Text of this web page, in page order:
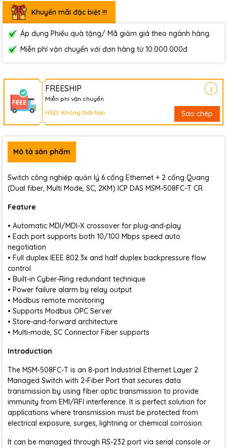
Khuyến mãi đặc biệt !!!
Áp dụng Phiếu quà tặng/ Mã giảm giá theo ngành hàng.
Miễn phí vận chuyển với đơn hàng từ 10.000.000đ
FREESHIP
Miễn phí vận chuyển
HSD: Không thời hạn
Sao chép
Mô tả sản phẩm
Switch công nghiệp quản lý 6 cổng Ethernet + 2 cổng Quang
(Dual fiber, Multi Mode, SC, 2KM) ICP DAS MSM-508FC-T CR
Feature
• Automatic MDI/MDI-X crossover for plug-and-play
• Each port supports both 10/100 Mbps speed auto
negotiation
• Full duplex IEEE 802.3x and half duplex backpressure flow
control
• Built-in Cyber-Ring redundant technique
• Power failure alarm by relay output
• Modbus remote monitoring
• Supports Modbus OPC Server
• Store-and-forward architecture
• Multi-mode, SC Connector Fiber supports
Introduction
The MSM-508FC-T is an 8-port Industrial Ethernet Layer 2
Managed Switch with 2-Fiber Port that secures data
transmission by using fiber optic transmission to provide
immunity from EMI/RFI interference. It is perfect solution for
applications where transmission must be protected from
electrical exposure, surges, lightning or chemical corrosion.
It can be managed through RS-232 port via serial console or